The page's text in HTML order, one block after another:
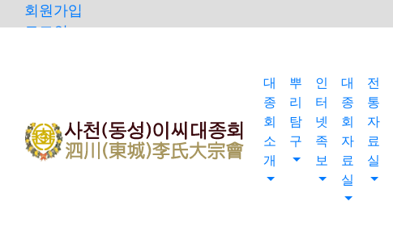
회원가입
로그인
0
최대
대
종
회
소
개
뿌
리
탐
구
인
터
넷
족
보
대
종
회
자
료
실
전
통
자
료
실